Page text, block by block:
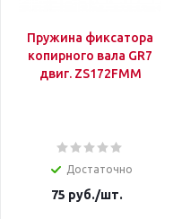
Пружина фиксатора
копирного вала GR7
двиг. ZS172FMM
Достаточно
75 руб./шт.